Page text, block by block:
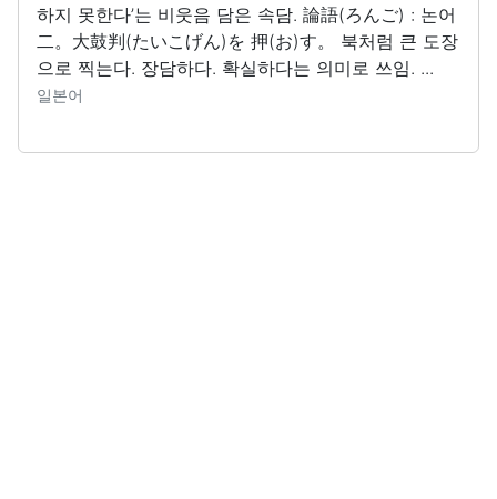
하지 못한다’는 비웃음 담은 속담. 論語(ろんご) : 논어
二。大鼓判(たいこげん)を 押(お)す。 북처럼 큰 도장
으로 찍는다. 장담하다. 확실하다는 의미로 쓰임. ...
일본어